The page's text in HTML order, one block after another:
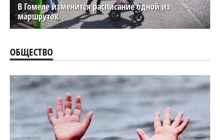
В Гомеле изменится расписание одной из
маршруток
ОБЩЕСТВО